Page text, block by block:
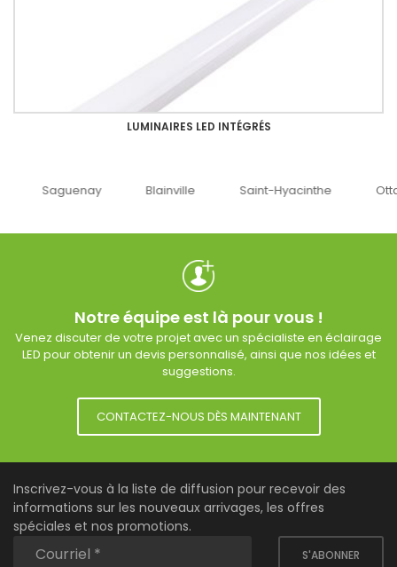
LUMINAIRES LED INTÉGRÉS
Blainville Saint-Hyacinthe Ottawa
Notre équipe est là pour vous !
Venez discuter de votre projet avec un spécialiste en éclairage
LED pour obtenir un devis personnalisé, ainsi que nos idées et
suggestions.
CONTACTEZ-NOUS DÈS MAINTENANT
Inscrivez-vous à la liste de diffusion pour recevoir des
informations sur les nouveaux arrivages, les offres
spéciales et nos promotions.
S'ABONNER